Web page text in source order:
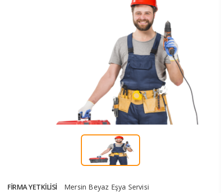
FIRMA YETKILISI Mersin Beyaz Eşya Servisi